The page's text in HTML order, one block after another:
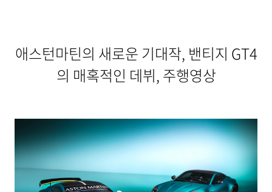
애스턴마틴의 새로운 기대작, 밴티지 GT4
의 매혹적인 데뷔, 주행영상